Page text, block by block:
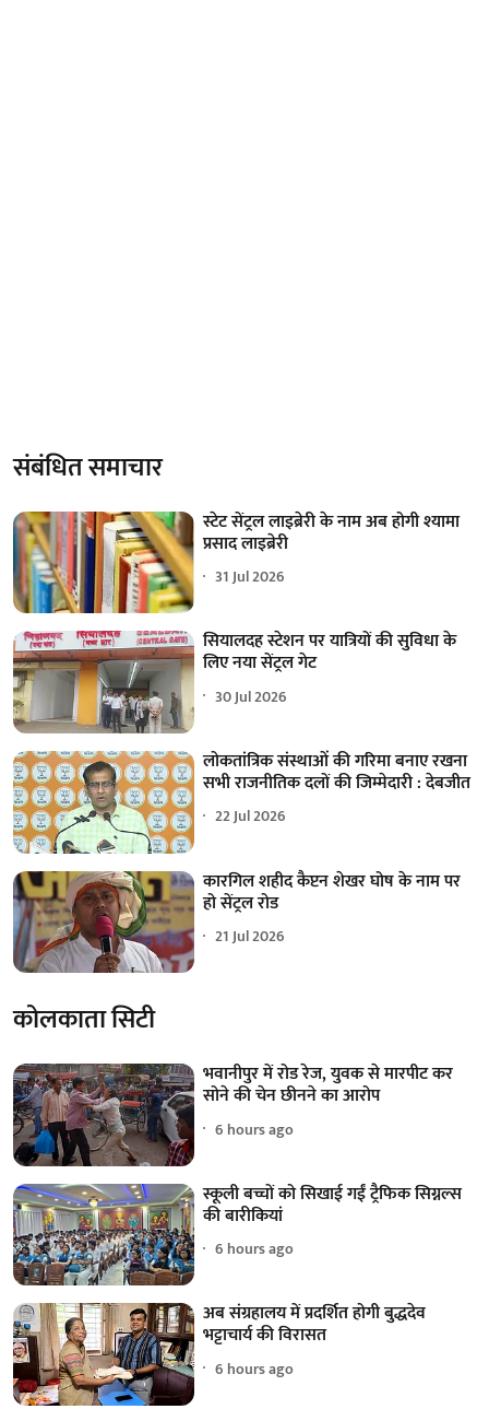
संबंधित समाचार
स्टेट सेंट्रल लाइब्रेरी के नाम अब होगी श्यामा
प्रसाद लाइब्रेरी
31 Jul 2026
सियालदह स्टेशन पर यात्रियों की सुविधा के
लिए नया सेंट्रल गेट
30 Jul 2026
लोकतांत्रिक संस्थाओं की गरिमा बनाए रखना
सभी राजनीतिक दलों की जिम्मेदारी : देबजीत
22 Jul 2026
कारगिल शहीद कैप्टन शेखर घोष के नाम पर
हो सेंट्रल रोड
21 Jul 2026
कोलकाता सिटी
भवानीपुर में रोड रेज, युवक से मारपीट कर
सोने की चेन छीनने का आरोप
6 hours ago
स्कूली बच्चों को सिखाई गईं ट्रैफिक सिग्नल्स
की बारीकियां
6 hours ago
अब संग्रहालय में प्रदर्शित होगी बुद्धदेव
भट्टाचार्य की विरासत
6 hours ago